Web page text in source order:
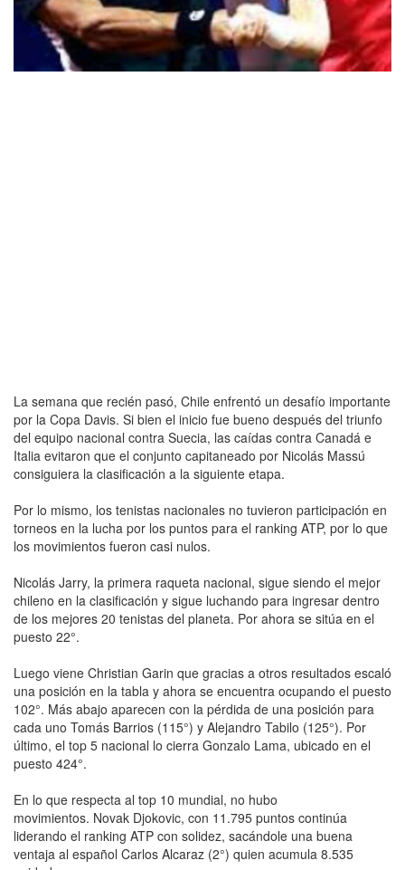
La semana que recién pasó, Chile enfrentó un desafío importante
por la Copa Davis. Si bien el inicio fue bueno después del triunfo
del equipo nacional contra Suecia, las caídas contra Canadá e
Italia evitaron que el conjunto capitaneado por Nicolás Massú
consiguiera la clasificación a la siguiente etapa.
Por lo mismo, los tenistas nacionales no tuvieron participación en
torneos en la lucha por los puntos para el ranking ATP, por lo que
los movimientos fueron casi nulos.
Nicolás Jarry, la primera raqueta nacional, sigue siendo el mejor
chileno en la clasificación y sigue luchando para ingresar dentro
de los mejores 20 tenistas del planeta. Por ahora se sitúa en el
puesto 22°.
Luego viene Christian Garin que gracias a otros resultados escaló
una posición en la tabla y ahora se encuentra ocupando el puesto
102°. Más abajo aparecen con la pérdida de una posición para
cada uno Tomás Barrios (115°) y Alejandro Tabilo (125°). Por
último, el top 5 nacional lo cierra Gonzalo Lama, ubicado en el
puesto 424°.
En lo que respecta al top 10 mundial, no hubo
movimientos. Novak Djokovic, con 11.795 puntos continúa
liderando el ranking ATP con solidez, sacándole una buena
ventaja al español Carlos Alcaraz (2°) quien acumula 8.535